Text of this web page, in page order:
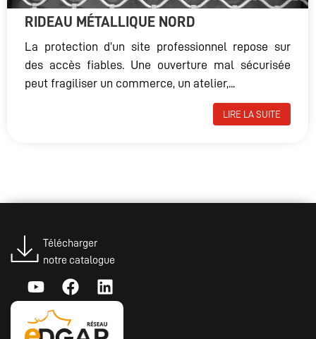
RIDEAU MÉTALLIQUE NORD
La protection d’un site professionnel repose sur
des accès fiables. Une ouverture mal sécurisée
peut fragiliser un commerce, un atelier,...
LIRE LA SUITE
Télécharger
notre catalogue